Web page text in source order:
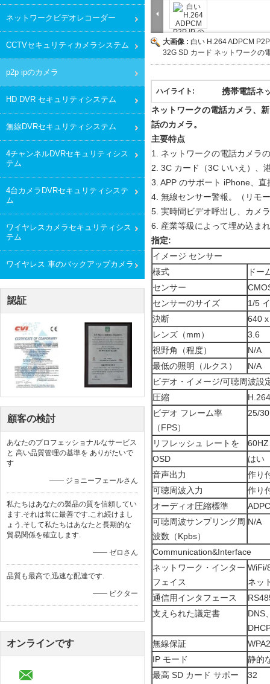
ネットワークビデオレコーダー
CCTVセキュリティカメラシステム
p2p ipのカメラ
HD DVR セキュリティシステム
無線DVRセキュリティシステム
4チャンネルDVRセキュリティシス
テム
4台カメラDVRセキュリティシステ
ム
ワイヤレスカメラセキュリティシス
テム
ワイヤレス 車のバックアップカメラ
認証
顧客の検討
あなたのプロフェッショナルなサービス
と 高い品質管理の基準を ありがたいで
す
—— ジョニーフェールさん
私たちはあなたの製品の質を信頼してい
ます.それは常に最善です.これ続けまし
ょう,そして私たちはあなたと長期的な
貿易関係を確立します.
—— ゼロさん
品質も最高で,迅速な配達です.
—— ビクター
オンラインです
大画像 : 白い H.264 ADPCM
32G SD カード ネットワークの
ハイライト:
携帯電話ネ
ネットワークの電話カメラ、
話のカメラ。
主要特点
1. ネットワークの電話カメラ
2. 3C カード（3C いいえ）、
3. APP のサポート iPhone、
4. 無線センサー警報。（リモ
5. 実時間ビデオ呼出し、カメ
6. 産業等級によって埋め込ま
指定:
イメージ センサー
様式
ドー
センサー
センサーのサイズ
1/5
決断
640
レンズ（mm）
3.6
視野角（程度）
N/A
最低の照明（ルクス）
N/A
ビデオ・イメージ/可聴周波設
圧縮
H.264
ビデオ フレーム率
（FPS）
25/30
リフレッシュ レートを
OSD
はい
音声出力
作り
可聴周波入力
作り
オーディオ圧縮標準
可聴周波サンプリング周
波数（Kpbs）
N/A
Communication&Interface
ネットワーク・インター
フェイス
WiFi/
ネッ
通信用インタフェース
支えられた議定書
DNS
無線保証
IP モード
静的
最高 SD カード サポー
32